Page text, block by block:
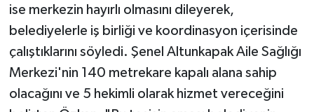
ise merkezin hayırlı olmasını dileyerek,
belediyelerle iş birliği ve koordinasyon içerisinde
çalıştıklarını söyledi. Şenel Altunkapak Aile Sağlığı
Merkezi'nin 140 metrekare kapalı alana sahip
olacağını ve 5 hekimli olarak hizmet vereceğini